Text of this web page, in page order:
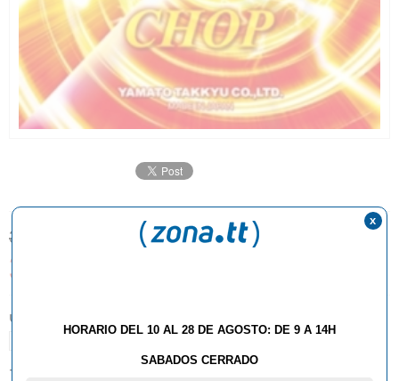
36,90 €
30,90€
UNIDADES:
TIPO:
HORARIO DEL 10 AL 28 DE AGOSTO: DE 9 A 14H
SABADOS CERRADO
x